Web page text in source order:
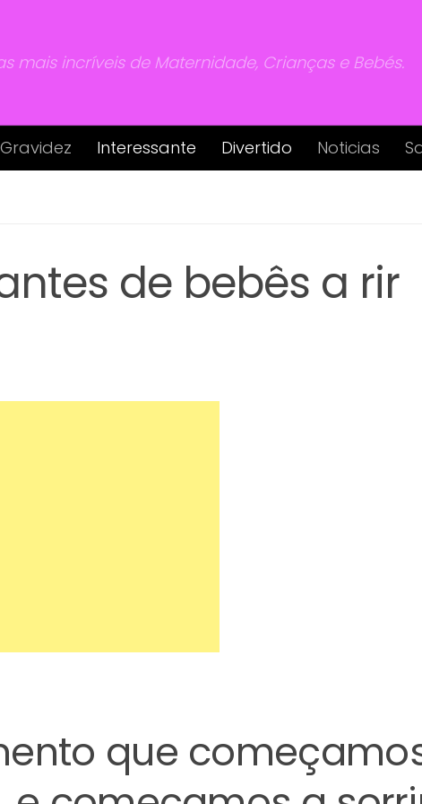
mais incríveis de Maternidade, Crianças e Bebés.
Gravidez Interessante Divertido Noticias
de bebês a rir
que